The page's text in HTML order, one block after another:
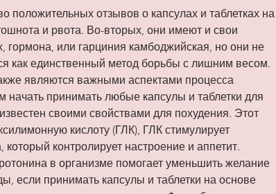
положительных отзывов о капсулах и таблетках на
и рвота. Во-вторых, они имеют и свои
гормона, или гарциния камбоджийская, но они не
как единственный метод борьбы с лишним весом.
являются важными аспектами процесса
начать принимать любые капсулы и таблетки для
своими свойствами для похудения. Этот
кислоту (ГЛК), ГЛК стимулирует
который контролирует настроение и аппетит.
в организме помогает уменьшить желание
если принимать капсулы и таблетки на основе